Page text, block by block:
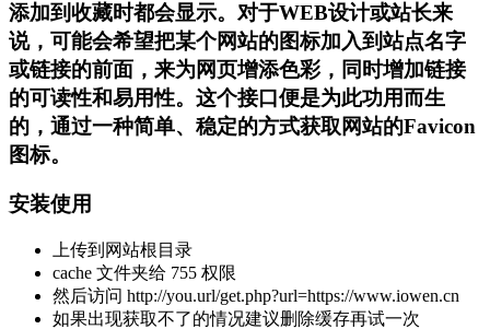
添加到收藏时都会显示。对于WEB设计或站长来
说，可能会希望把某个网站的图标加入到站点名字
或链接的前面，来为网页增添色彩，同时增加链接
的可读性和易用性。这个接口便是为此功用而生
的，通过一种简单、稳定的方式获取网站的Favicon
图标。
安装使用
上传到网站根目录
cache 文件夹给 755 权限
然后访问 http://you.url/get.php?url=https://www.iowen.cn
如果出现获取不了的情况建议删除缓存再试一次